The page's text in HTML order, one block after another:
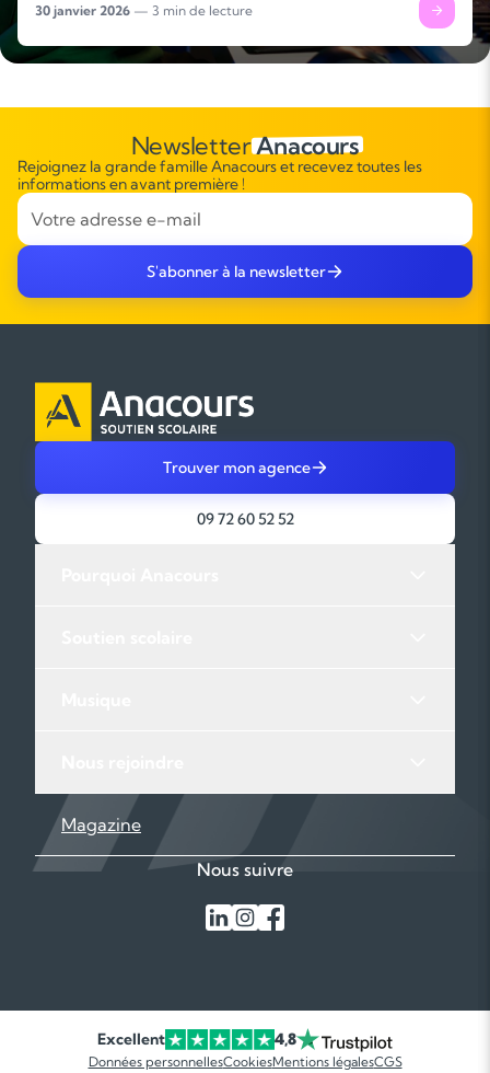
30 janvier 2026 — 3 min de lecture
NewsletterAnacours
Rejoignez la grande famille Anacours et recevez toutes les
informations en avant première !
S'abonner à la newsletter
Trouver mon agence
09 72 60 52 52
Magazine
Nous suivre
Excellent 4,8
Données personnellesCookiesMentions légalesCGS